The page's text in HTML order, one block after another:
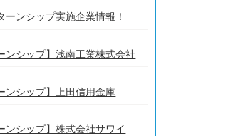
ーンシップ実施企業情報！
ンシップ】浅南工業株式会社
ンシップ】上田信用金庫
ンシップ】株式会社サワイ